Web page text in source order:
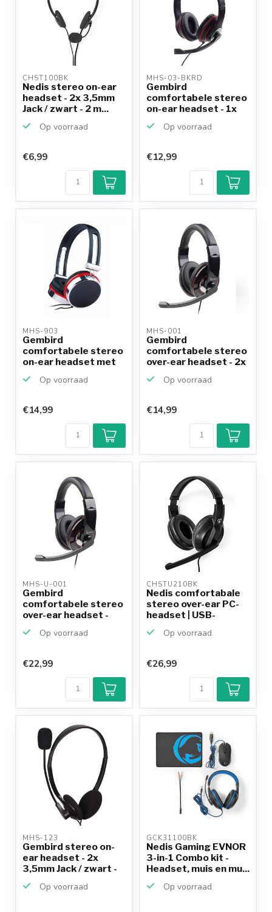
CHST100BK
Nedis stereo on-ear
headset - 2x 3,5mm
Jack / zwart - 2 m...
Op voorraad
€6,99
MHS-03-BKRD
Gembird
comfortabele stereo
on-ear headset - 1x
Op voorraad
€12,99
MHS-903
Gembird
comfortabele stereo
on-ear headset met
Op voorraad
€14,99
MHS-001
Gembird
comfortabele stereo
over-ear headset - 2x
Op voorraad
Klantenbeoordeling
9,2/10
Achteraf
betalen mogelijk
€14,99
MHS-U-001
Gembird
comfortabele stereo
over-ear headset -
Op voorraad
€22,99
CHSTU210BK
Nedis comfortabale
stereo over-ear PC-
headset | USB-
Op voorraad
€26,99
MHS-123
Gembird stereo on-
ear headset - 2x
3,5mm Jack / zwart -
Op voorraad
GCK31100BK
Nedis Gaming EVNOR
3-in-1 Combo kit -
Headset, muis en mu...
Op voorraad